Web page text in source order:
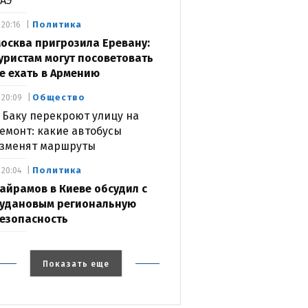
Политика
пригрозила Еревану:
могут посоветовать
ехать в Армению
20:16
Общество
Баку перекроют улицу на
какие автобусы
маршруты
20:09
Политика
в Киеве обсудил с
региональную
20:04
Показать еще